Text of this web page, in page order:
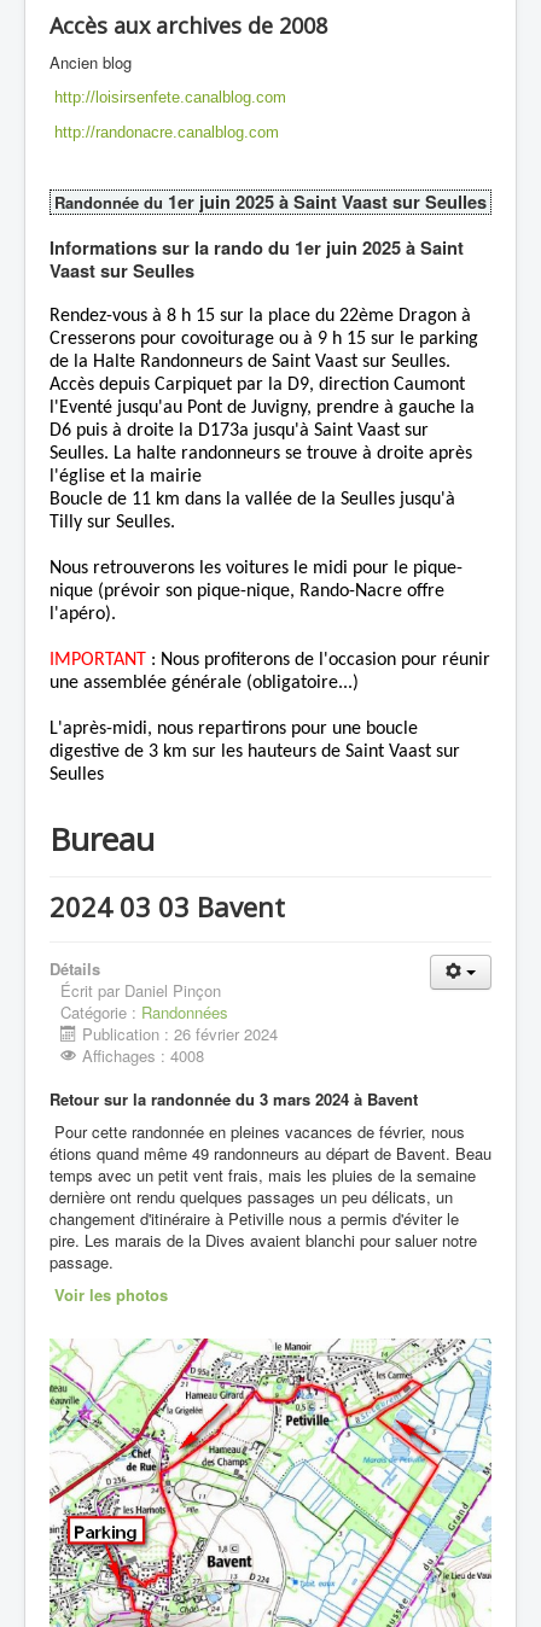
Accès aux archives de 2008
Ancien blog
http://loisirsenfete.canalblog.com
http://randonacre.canalblog.com
Randonnée du 1er juin 2025 à Saint Vaast sur Seulles
Informations sur la rando du 1er juin 2025 à Saint
Vaast sur Seulles
Rendez-vous à 8 h 15 sur la place du 22ème Dragon à
Cresserons pour covoiturage ou à 9 h 15 sur le parking
de la Halte Randonneurs de Saint Vaast sur Seulles.
Accès depuis Carpiquet par la D9, direction Caumont
l'Eventé jusqu'au Pont de Juvigny, prendre à gauche la
D6 puis à droite la D173a jusqu'à Saint Vaast sur
Seulles. La halte randonneurs se trouve à droite après
l'église et la mairie
Boucle de 11 km dans la vallée de la Seulles jusqu'à
Tilly sur Seulles.
Nous retrouverons les voitures le midi pour le pique-
nique (prévoir son pique-nique, Rando-Nacre offre
l'apéro).
IMPORTANT : Nous profiterons de l'occasion pour réunir
une assemblée générale (obligatoire...)
L'après-midi, nous repartirons pour une boucle
digestive de 3 km sur les hauteurs de Saint Vaast sur
Seulles
Bureau
2024 03 03 Bavent
Détails
Écrit par Daniel Pinçon
Catégorie : Randonnées
Publication : 26 février 2024
Affichages : 4008
Retour sur la randonnée du 3 mars 2024 à Bavent
Pour cette randonnée en pleines vacances de février, nous
étions quand même 49 randonneurs au départ de Bavent. Beau
temps avec un petit vent frais, mais les pluies de la semaine
dernière ont rendu quelques passages un peu délicats, un
changement d'itinéraire à Petiville nous a permis d'éviter le
pire. Les marais de la Dives avaient blanchi pour saluer notre
passage.
Voir les photos